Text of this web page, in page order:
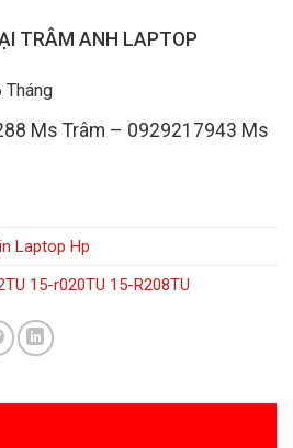
TRÂM ANH LAPTOP
Tháng
Ms Trâm – 0929217943 Ms
Laptop Hp
15-r020TU 15-R208TU